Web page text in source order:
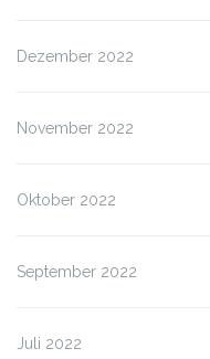
Dezember 2022
November 2022
Oktober 2022
September 2022
Juli 2022